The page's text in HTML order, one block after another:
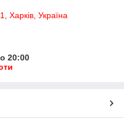
Харків, Україна
20:00